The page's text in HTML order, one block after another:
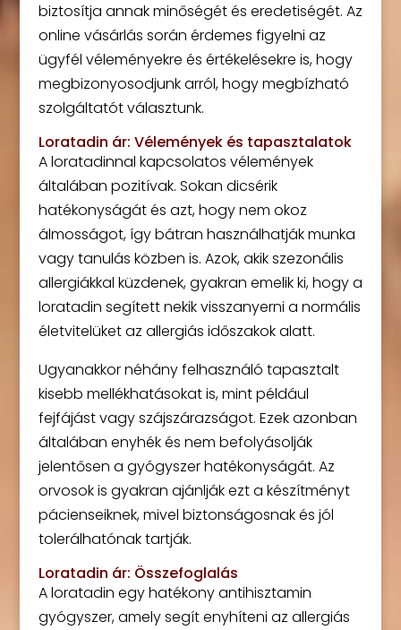
biztosítja annak minőségét és eredetiségét. Az
online vásárlás során érdemes figyelni az
ügyfél véleményekre és értékelésekre is, hogy
megbizonyosodjunk arról, hogy megbízható
szolgáltatót választunk.
Loratadin ár: Vélemények és tapasztalatok
A loratadinnal kapcsolatos vélemények
általában pozitívak. Sokan dicsérik
hatékonyságát és azt, hogy nem okoz
álmosságot, így bátran használhatják munka
vagy tanulás közben is. Azok, akik szezonális
allergiákkal küzdenek, gyakran emelik ki, hogy a
loratadin segített nekik visszanyerni a normális
életvitelüket az allergiás időszakok alatt.
Ugyanakkor néhány felhasználó tapasztalt
kisebb mellékhatásokat is, mint például
fejfájást vagy szájszárazságot. Ezek azonban
általában enyhék és nem befolyásolják
jelentősen a gyógyszer hatékonyságát. Az
orvosok is gyakran ajánlják ezt a készítményt
pácienseiknek, mivel biztonságosnak és jól
tolerálhatónak tartják.
Loratadin ár: Összefoglalás
A loratadin egy hatékony antihisztamin
gyógyszer, amely segít enyhíteni az allergiás